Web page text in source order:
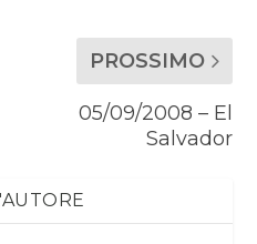
PROSSIMO
05/09/2008 – El
Salvador